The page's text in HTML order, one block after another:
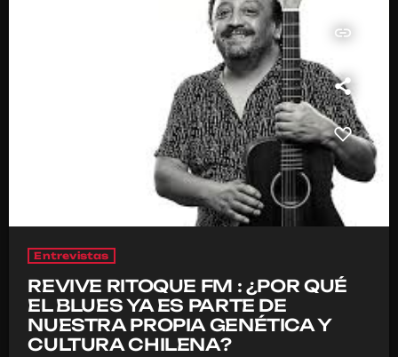
insert_link
Entrevistas
REVIVE RITOQUE FM : ¿POR QUÉ
EL BLUES YA ES PARTE DE
NUESTRA PROPIA GENÉTICA Y
CULTURA CHILENA?